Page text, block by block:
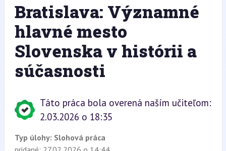
Bratislava: Významné
hlavné mesto
Slovenska v histórii a
súčasnosti
Táto práca bola overená naším učiteľom:
2.03.2026 o 18:35
Typ úlohy: Slohová práca